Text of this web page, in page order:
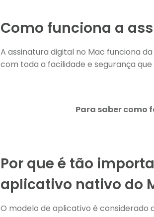
Como funciona a
A assinatura digital no Mac funciona
com toda a facilidade e segurança
Para saber como
Por que é tão
aplicativo nativo do
O modelo de aplicativo é considerado